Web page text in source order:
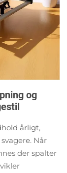
og
årligt,
Når
der spalter